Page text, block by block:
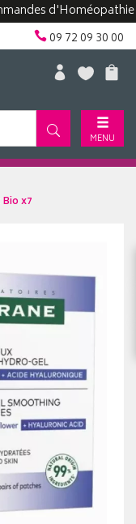
d'Homéopathie
09 72 09 30 00
MENU
x7